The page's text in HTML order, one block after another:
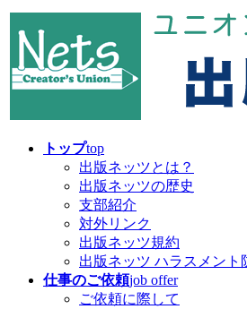
コ
ン
ン
ツ
ナ
ビ
ー
シ
トップtop
出版ネッツとは？
出版ネッツの歴史
支部紹介
対外リンク
出版ネッツ規約
出版ネッツ ハラスメント
仕事のご依頼job offer
ご依頼に際して